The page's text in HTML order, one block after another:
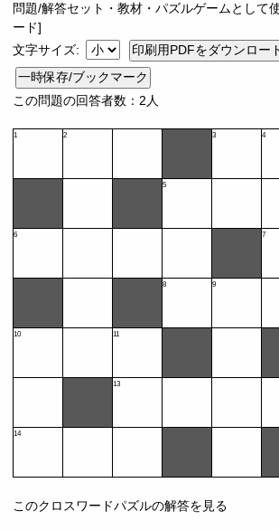
問題/解答セット・教材・パズルゲームとして
ード]
文字サイズ:
一時保存/ブックマーク
この問題の回答者数：2人
1 2 3 4
5
6 7
8 9
10 11
13
14
このクロスワードパズルの解答を見る